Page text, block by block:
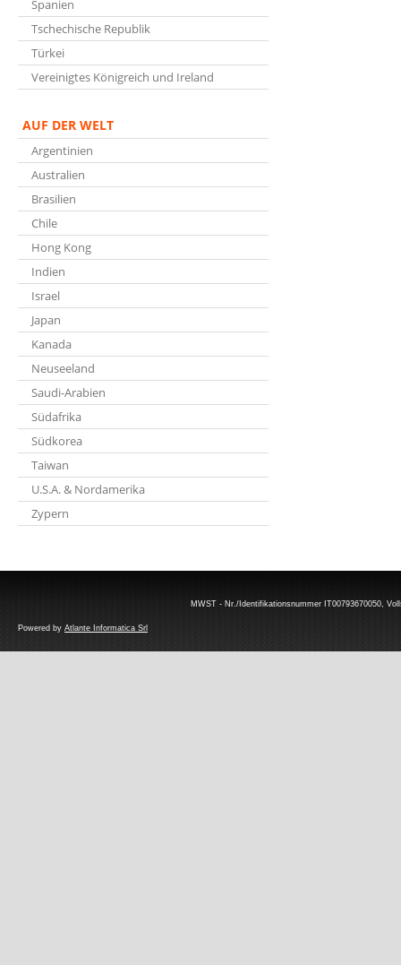
Spanien
Tschechische Republik
Türkei
Vereinigtes Königreich und Ireland
AUF DER WELT
Argentinien
Australien
Brasilien
Chile
Hong Kong
Indien
Israel
Japan
Kanada
Neuseeland
Saudi-Arabien
Südafrika
Südkorea
Taiwan
U.S.A. & Nordamerika
Zypern
MWST - Nr./Identifikationsnummer IT00793670050,
Powered by Atlante Informatica Srl